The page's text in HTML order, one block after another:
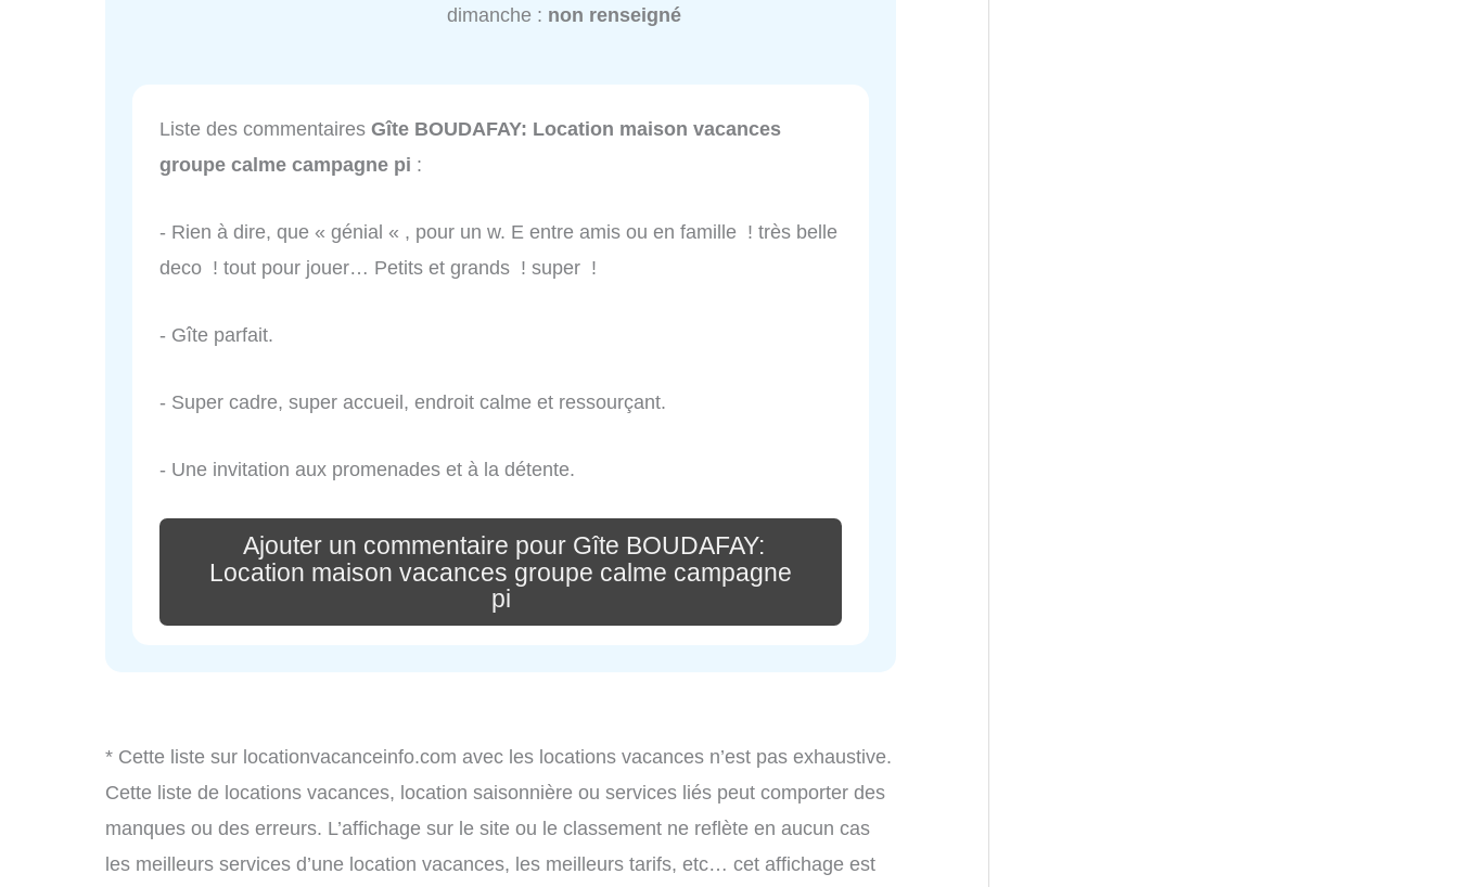
dimanche : non renseigné
Liste des commentaires Gîte BOUDAFAY: Location maison vacances
groupe calme campagne pi :
- Rien à dire, que « génial « , pour un w. E entre amis ou en famille ! très belle
deco ! tout pour jouer… Petits et grands ! super !
- Gîte parfait.
- Super cadre, super accueil, endroit calme et ressourçant.
- Une invitation aux promenades et à la détente.
Ajouter un commentaire pour Gîte BOUDAFAY:
Location maison vacances groupe calme campagne
pi
* Cette liste sur locationvacanceinfo.com avec les locations vacances n’est pas exhaustive.
Cette liste de locations vacances, location saisonnière ou services liés peut comporter des
manques ou des erreurs. L’affichage sur le site ou le classement ne reflète en aucun cas
les meilleurs services d’une location vacances, les meilleurs tarifs, etc… cet affichage est